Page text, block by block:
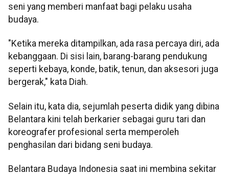
seni yang memberi manfaat bagi pelaku usaha
budaya.
"Ketika mereka ditampilkan, ada rasa percaya diri, ada
kebanggaan. Di sisi lain, barang-barang pendukung
seperti kebaya, konde, batik, tenun, dan aksesori juga
bergerak," kata Diah.
Selain itu, kata dia, sejumlah peserta didik yang dibina
Belantara kini telah berkarier sebagai guru tari dan
koreografer profesional serta memperoleh
penghasilan dari bidang seni budaya.
Belantara Budaya Indonesia saat ini membina sekitar